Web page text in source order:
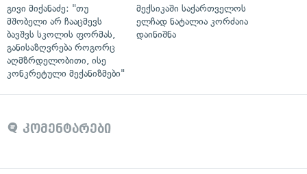
გივი მიქანაძე: "თუ
მშობელი არ ჩააცმევს
ბავშვს სკოლის ფორმას,
განისაზღვრება როგორც
აღმზრდელობითი, ისე
კონკრეტული მექანიზმები"
მექსიკაში საქართველოს
ელჩად ნატალია კორძაია
დაინიშნა
კომენტარები